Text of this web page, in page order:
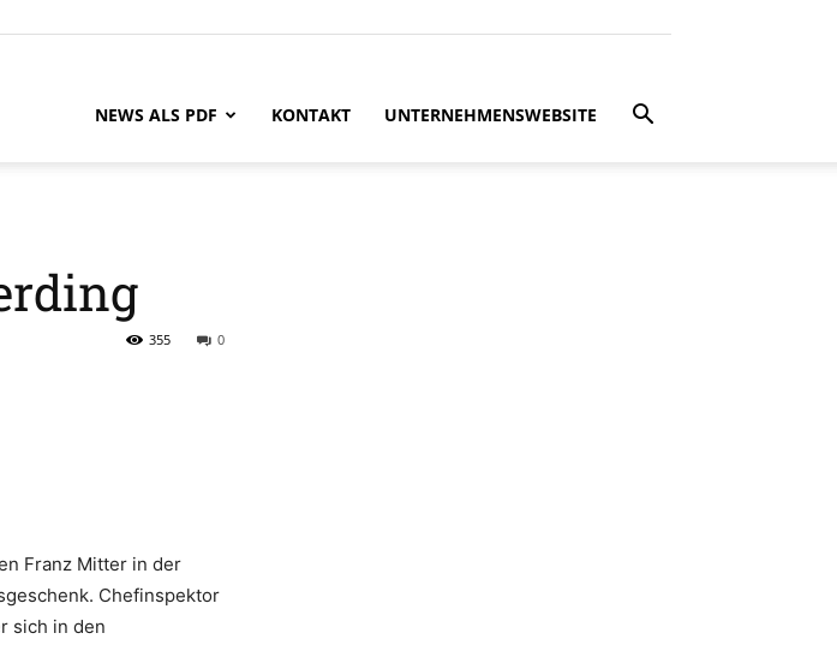
NEWS ALS PDF KONTAKT UNTERNEHMENSWEBSITE
0
355
Franz Mitter in der
Chefinspektor
sich in den